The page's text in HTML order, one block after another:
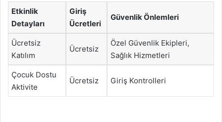
Etkinlik
Detayları
Giriş
Ücretleri
Güvenlik Önlemleri
Ücretsiz
Katılım
Ücretsiz
Özel Güvenlik Ekipleri,
Sağlık Hizmetleri
Çocuk Dostu
Aktivite
Ücretsiz Giriş Kontrolleri